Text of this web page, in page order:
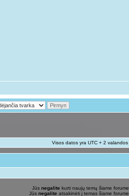
Visos datos yra UTC + 2 valandos
Jūs negalite kurti naujų temų šiame forume
Jūs negalite atsakinėti į temas šiame forume